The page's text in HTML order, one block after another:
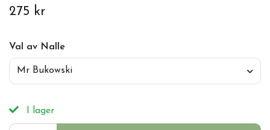
275 kr
Val av Nalle
Mr Bukowski
I lager